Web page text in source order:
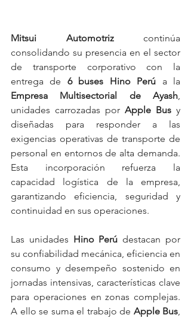
Mitsui Automotriz continúa
consolidando su presencia en el sector
de transporte corporativo con la
entrega de 6 buses Hino Perú
Empresa Multisectorial de Ayash,
unidades carrozadas por Apple Bus y
diseñadas para responder a las
exigencias operativas de transporte de
personal en entornos de alta demanda.
Esta incorporación refuerza la
capacidad logística de la empresa,
garantizando eficiencia, seguridad y
continuidad en sus operaciones.
Las unidades Hino Perú destacan por
su confiabilidad mecánica, eficiencia en
consumo y desempeño sostenido en
jornadas intensivas, características clave
para operaciones en zonas complejas.
A ello se suma el trabajo de Apple Bus,